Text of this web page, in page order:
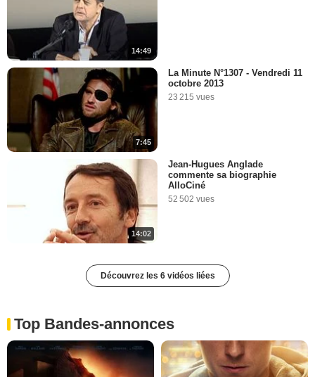
14:49
7:45
La Minute N°1307 - Vendredi 11
octobre 2013
23 215 vues
14:02
Jean-Hugues Anglade
commente sa biographie
AlloCiné
52 502 vues
Découvrez les 6 vidéos liées
Top Bandes-annonces